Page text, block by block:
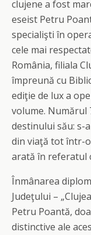
clujene a fost
eseist Petru
specialişti în
cele mai
România, filiala
împreună cu
ediţie de lux a
volume. Numărul
destinului său: s-
din viaţă tot într-o
arată în referatul
Înmânarea
Judeţului –
Petru Poantă,
distinctive ale